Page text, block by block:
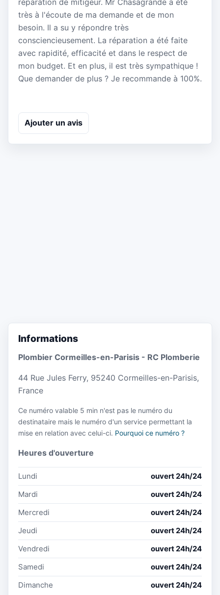
très à l'écoute de ma demande et de mon
besoin. Il a su y répondre très
consciencieusement. La réparation a été faite
avec rapidité, efficacité et dans le respect de
mon budget. Et en plus, il est très sympathique !
Que demander de plus ? Je recommande à 100%.
Ajouter un avis
Informations
Plombier Cormeilles-en-Parisis - RC Plomberie
44 Rue Jules Ferry, 95240 Cormeilles-en-Parisis,
France
Ce numéro valable 5 min n'est pas le numéro du
destinataire mais le numéro d'un service permettant la
mise en relation avec celui-ci. Pourquoi ce numéro ?
Heures d'ouverture
Lundi
ouvert 24h/24
Mardi
ouvert 24h/24
Mercredi
ouvert 24h/24
Jeudi
ouvert 24h/24
Vendredi
ouvert 24h/24
Samedi
ouvert 24h/24
Dimanche
ouvert 24h/24